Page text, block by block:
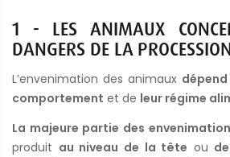
1 - LES ANIMAUX
DANGERS DE LA
L’envenimation des animaux dépend
comportement et de leur régime
La majeure partie des
produit au niveau de la tête ou